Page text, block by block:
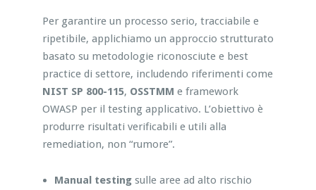
Per garantire un processo serio, tracciabile e
ripetibile, applichiamo un approccio strutturato
basato su metodologie riconosciute e best
practice di settore, includendo riferimenti come
NIST SP 800-115, OSSTMM e framework
OWASP per il testing applicativo. L’obiettivo è
produrre risultati verificabili e utili alla
remediation, non “rumore”.
Manual testingsulle aree ad alto rischio